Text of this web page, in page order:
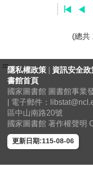
(總共
:::隱私權政策 資訊安全政
書館首頁
國家圖書館 圖書館事業
| 電子郵件：
區中山南路20號
國家圖書館 著作權聲明
更新日期:115-08-06